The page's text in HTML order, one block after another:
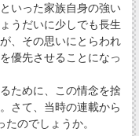
いった家族自身の強い
うだいに少しでも長生
、その思いにとらわれ
優先させることになっ
ために、この情念を捨
さて、当時の連載から
のでしょうか。